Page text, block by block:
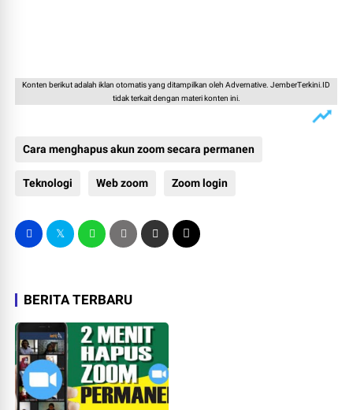
Konten berikut adalah iklan otomatis yang ditampilkan oleh Advernative. JemberTerkini.ID
tidak terkait dengan materi konten ini.
Cara menghapus akun zoom secara permanen
Teknologi Web zoom Zoom login
BERITA TERBARU